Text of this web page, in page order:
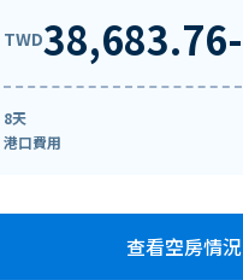
TWD38,683.76-
8天
港口費用
查看空房情況